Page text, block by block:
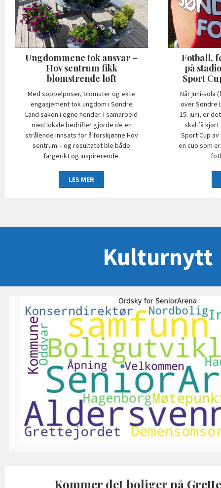
Ungdommene tok ansvar –
Hov sentrum fikk
blomstrende løft
Med søppelposer, blomster og ekte
engasjement tok ungdom i Søndre
Land saken i egne hender. I samarbeid
med lokale bedrifter gjorde de en
strålende innsats for å forskjønne Hov
sentrum – og resultatet ble både
fargerikt og inspirerende.
LES MER
Fotball,
på
Sport
Når juni-sola
over Søndre
15. juni, er
skal få kjørt
Sport Cup
en cup som
Kulturnytt
Kommer det boliger på